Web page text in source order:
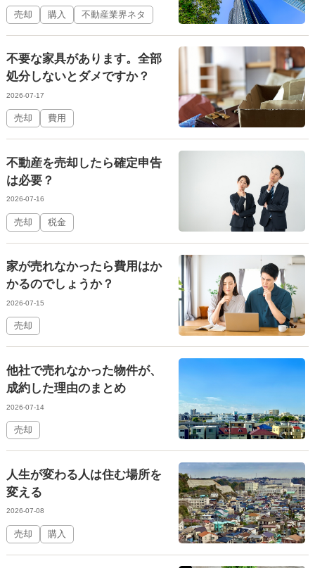
売却 購入 不動産業界ネタ
不要な家具があります。全部
処分しないとダメですか？
2026-07-17
売却 費用
不動産を売却したら確定申告
は必要？
2026-07-16
売却 税金
家が売れなかったら費用はか
かるのでしょうか？
2026-07-15
売却
他社で売れなかった物件が、
成約した理由のまとめ
2026-07-14
売却
人生が変わる人は住む場所を
変える
2026-07-08
売却 購入